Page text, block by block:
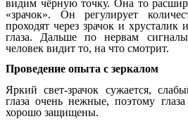
видим чёрную точку. Она то
«зрачок». Он регулирует
проходят через зрачок и хрусталик
глаза. Дальше по нервам
человек видит то, на что смотрит.
Проведение опыта с зеркалом
Яркий свет-зрачок сужается,
глаза очень нежные, поэтому
хорошо защищены.